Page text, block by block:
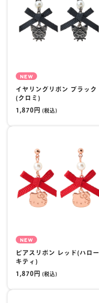
NEW
イヤリングリボン ブラック
(クロミ)
1,870円 (税込)
NEW
ピアスリボン レッド(ハロー
キティ)
1,870円 (税込)